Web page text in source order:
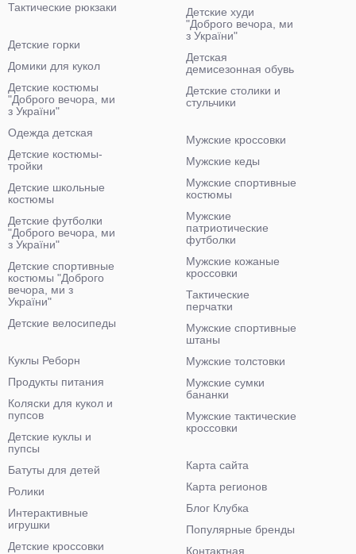
Тактические рюкзаки
Детские худи
"Доброго вечора, ми
з України"
Детская
демисезонная обувь
Детские столики и
стульчики
Детские горки
Домики для кукол
Детские костюмы
"Доброго вечора, ми
з України"
Одежда детская
Детские костюмы-
тройки
Детские школьные
костюмы
Детские футболки
"Доброго вечора, ми
з України"
Детские спортивные
костюмы "Доброго
вечора, ми з
України"
Детские велосипеды
Мужские кроссовки
Мужские кеды
Мужские спортивные
костюмы
Мужские
патриотические
футболки
Мужские кожаные
кроссовки
Тактические
перчатки
Мужские спортивные
штаны
Мужские толстовки
Мужские сумки
бананки
Мужские тактические
кроссовки
Куклы Реборн
Продукты питания
Коляски для кукол и
пупсов
Детские куклы и
пупсы
Батуты для детей
Ролики
Интерактивные
игрушки
Детские кроссовки
Карта сайта
Карта регионов
Блог Клубка
Популярные бренды
Контактная